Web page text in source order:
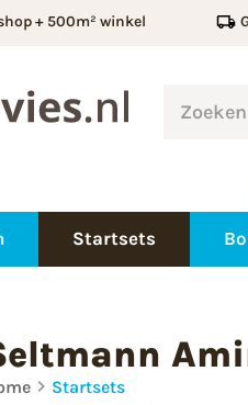
+ 500m² winkel
Startsets
Startsets